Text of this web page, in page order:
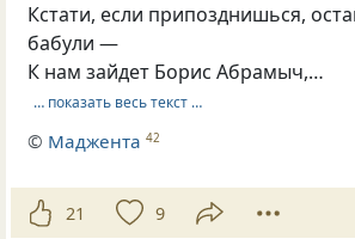
Кстати, если припозднишься,
бабули —
К нам зайдет Борис Абрамыч,…
… показать весь текст …
© Маджента 42
21 9